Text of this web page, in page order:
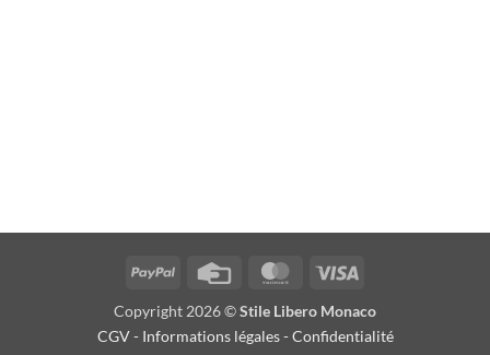
PayPal
Credit
MasterCard
Copyright 2026 ©Stile Libero Monaco
CGV- Informations légales-Confidentialité